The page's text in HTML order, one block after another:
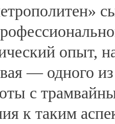
опыт,
— одного
с
к таким